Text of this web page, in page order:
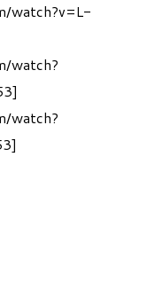
watch?v=L-
watch?
watch?